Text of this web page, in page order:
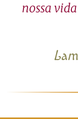
nossa